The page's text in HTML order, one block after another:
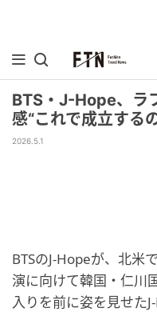
BTS・J-Hope、ラ
感“これで成立する
2026.5.1
BTSのJ-Hopeが、北米
演に向けて韓国・仁川
入りを前に姿を見せた